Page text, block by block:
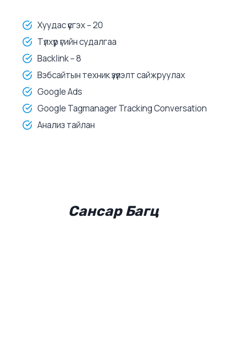
Хуудас үүсгэх – 20
Түлхүүр үгийн судалгаа
Backlink – 8
Вэбсайтын техник үзүүлэлт сайжруулах
Google Ads
Google Tagmanager Tracking Conversation
Анализ тайлан
Сансар Багц